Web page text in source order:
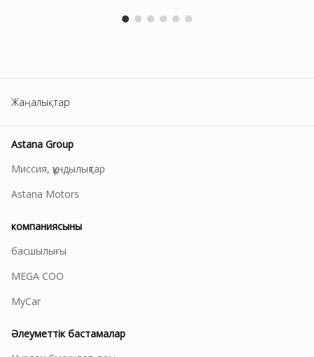
Жаңалықтар
Astana Group
Миссия, құндылықтар
Astana Motors
компаниясының
басшылығы
MEGA СОО
MyCar
Әлеуметтік бастамалар